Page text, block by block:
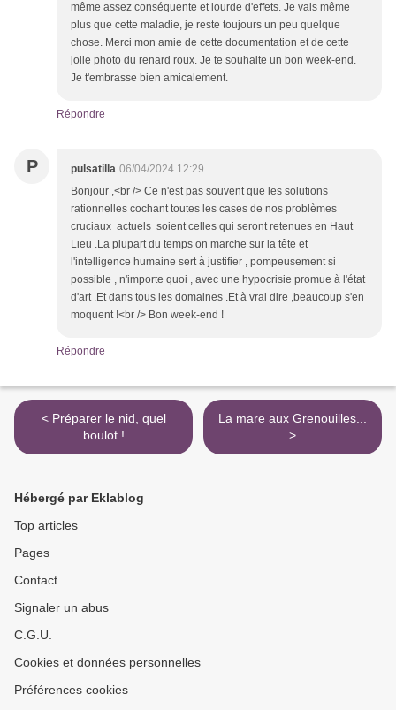
même assez conséquente et lourde d'effets. Je vais même
plus que cette maladie, je reste toujours un peu quelque
chose. Merci mon amie de cette documentation et de cette
jolie photo du renard roux. Je te souhaite un bon week-end.
Je t'embrasse bien amicalement.
Répondre
P pulsatilla 06/04/2024 12:29
Bonjour ,<br /> Ce n'est pas souvent que les solutions
rationnelles cochant toutes les cases de nos problèmes
cruciaux actuels soient celles qui seront retenues en Haut
Lieu .La plupart du temps on marche sur la tête et
l'intelligence humaine sert à justifier , pompeusement si
possible , n'importe quoi , avec une hypocrisie promue à l'état
d'art .Et dans tous les domaines .Et à vrai dire ,beaucoup s'en
moquent !<br /> Bon week-end !
Répondre
< Préparer le nid, quel
boulot !
La mare aux Grenouilles...
>
Hébergé par Eklablog
Top articles
Pages
Contact
Signaler un abus
C.G.U.
Cookies et données personnelles
Préférences cookies